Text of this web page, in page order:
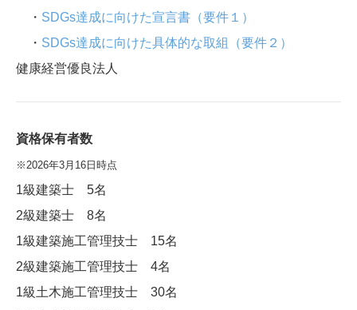
・ SDGs達成に向けた宣言書（要件１）
・ SDGs達成に向けた具体的な取組（要件２）
健康経営優良法人
資格保有者数
※2026年3月16日時点
1級建築士 5名
2級建築士 8名
1級建築施工管理技士 15名
2級建築施工管理技士 4名
1級土木施工管理技士 30名